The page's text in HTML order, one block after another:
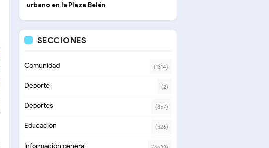
urbano en la Plaza Belén
SECCIONES
Comunidad (1314)
Deporte (2)
Deportes (857)
Educación (526)
Información general